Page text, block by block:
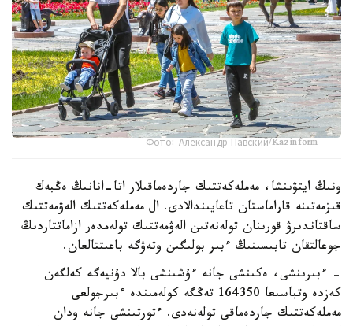
Фото: Александр Павский/Kazinform
ونىڭ ايتۋىنشا، مەملەكەتتىك جاردەماقىلار اتا-انانىڭ ەڭبەك
قىزمەتىنە قاراماستان تاعايىندالادى. ال مەملەكەتتىك الەۋمەتتىك
ساقتاندىرۋ قورىنان تولەنەتىن الەۋمەتتىك تولەمدەر ازاماتتاردىڭ
جوعالتقان تابىسىنىڭ ءبىر بولىگىن وتەۋگە باعىتتالعان.
- ءبىرىنشى، ەكىنشى جانە ءۇشىنشى بالا دۇنيەگە كەلگەن
كەزدە وتباسىعا 164350 تەڭگە كولەمىندە ءبىرجولعى
مەملەكەتتىك جاردەماقى تولەنەدى. ءتورتىنشى جانە ودان